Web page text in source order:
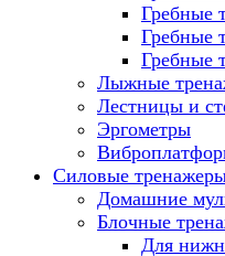
Гребные
Гребные
Гребные
Лыжные
Лестницы и
Эргометры
Силовые
Домашние
Блочные
Для